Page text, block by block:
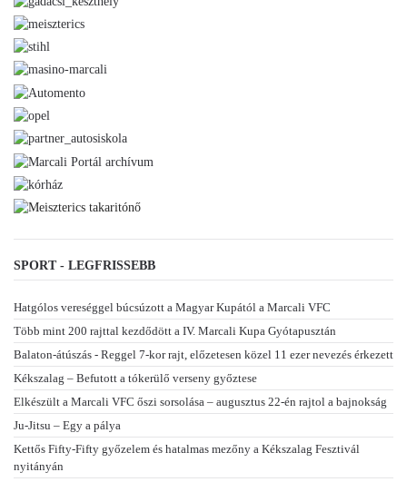
SPORT - LEGFRISSEBB
Hatgólos vereséggel búcsúzott a Magyar Kupától a Marcali VFC
Több mint 200 rajttal kezdődött a IV. Marcali Kupa Gyótapusztán
Balaton-átúszás - Reggel 7-kor rajt, előzetesen közel 11 ezer nevezés érkezett
Kékszalag – Befutott a tókerülő verseny győztese
Elkészült a Marcali VFC őszi sorsolása – augusztus 22-én rajtol a bajnokság
Ju-Jitsu – Egy a pálya
Kettős Fifty-Fifty győzelem és hatalmas mezőny a Kékszalag Fesztivál
nyitányán